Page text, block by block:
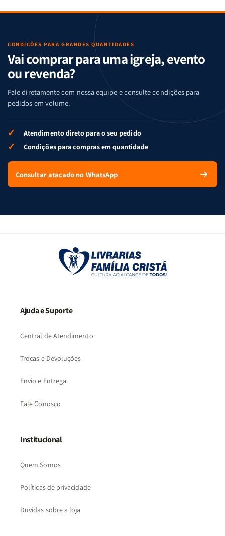
CONDIÇÕES PARA GRANDES QUANTIDADES
Vai comprar para uma igreja, evento
ou revenda?
Fale diretamente com nossa equipe e consulte condições para
pedidos em volume.
✓ Atendimento direto para o seu pedido
✓ Condições para compras em quantidade
Consultar atacado no WhatsApp
Ajuda e Suporte
Central de Atendimento
Trocas e Devoluções
Envio e Entrega
Fale Conosco
Institucional
Quem Somos
Políticas de privacidade
Duvidas sobre a loja